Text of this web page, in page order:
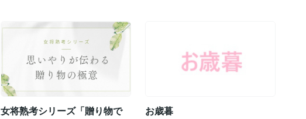
バランスや背景との調和も大切にしてい
るので、より特別感のある作品になりま
す。✨ 長寿祝いにぴったりのギフト主役
の方だけでなく、ご家族みんなの絆を感
じられる、特別な思い出の一枚になりま
す。📩 ご相談・お見積もりはお気軽に！
「こんなイラストを作りたい」「人数が
多いけど大丈夫？」など、どんなことで
もご相談ください！
Q.親が子どもにクリスマスプレゼントを
与える際の注意点について、教えてくだ
って異なるため、何が正しいとは言えな
☆・・・・・・・・・・・・・・・・・・・・・・・・・・・・・・・・・・・
■■■■■■■■■■■■■■■■■■■■■■■■■■■■■■■
■■■■というのもまず、当たり前の話、Ｕ
ＳＪだけにかぎらず、どんなテーマパー
クでも【パーク清掃スタッフの方々】は
いるかと思いますが、そのＵＳＪの場合
が、「陸地で汚れた場所の清掃スタッ
フ」はもちろん、【パーク内（ラグー
ン）の【※湖の※中までも※】清掃してい
ご負担頂きました） 合計：36,000円＋送
女将熟考シリーズ「贈り物で
お歳暮